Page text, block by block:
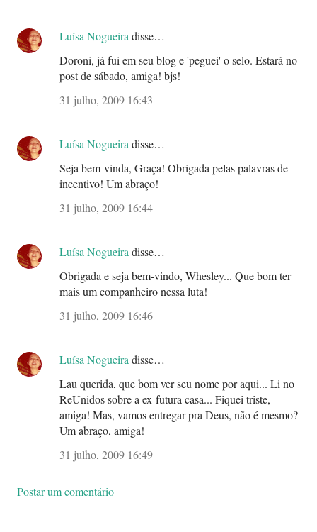
Luísa Nogueira disse…
Doroni, já fui em seu blog e 'peguei' o selo. Estará no
post de sábado, amiga! bjs!
31 julho, 2009 16:43
Luísa Nogueira disse…
Seja bem-vinda, Graça! Obrigada pelas palavras de
incentivo! Um abraço!
31 julho, 2009 16:44
Luísa Nogueira disse…
Obrigada e seja bem-vindo, Whesley... Que bom ter
mais um companheiro nessa luta!
31 julho, 2009 16:46
Luísa Nogueira disse…
Lau querida, que bom ver seu nome por aqui... Li no
ReUnidos sobre a ex-futura casa... Fiquei triste,
amiga! Mas, vamos entregar pra Deus, não é mesmo?
Um abraço, amiga!
31 julho, 2009 16:49
Postar um comentário